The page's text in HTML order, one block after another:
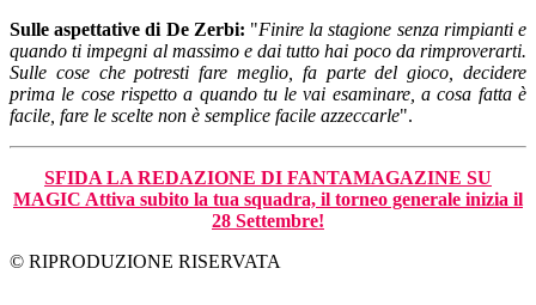
Sulle aspettative di De Zerbi: "Finire la stagione senza rimpianti e
quando ti impegni al massimo e dai tutto hai poco da rimproverarti.
Sulle cose che potresti fare meglio, fa parte del gioco, decidere
prima le cose rispetto a quando tu le vai esaminare, a cosa fatta è
facile, fare le scelte non è semplice facile azzeccarle".
SFIDA LA REDAZIONE DI FANTAMAGAZINE SU
MAGIC Attiva subito la tua squadra, il torneo generale inizia il
28 Settembre!
© RIPRODUZIONE RISERVATA